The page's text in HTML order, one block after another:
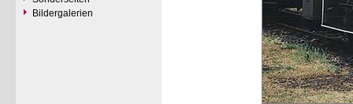
Bildergalerien